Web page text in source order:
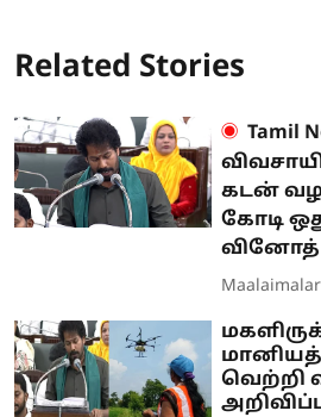
Related Stories
Tamil
கடன்
கோடி
வினோத்
Maalaimalar
வெற்றி